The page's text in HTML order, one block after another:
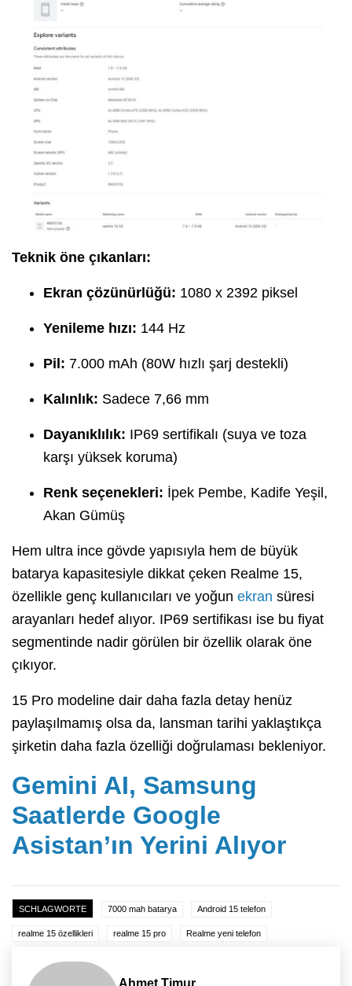
Teknik öne çıkanları:
Ekran çözünürlüğü: 1080 x 2392 piksel
Yenileme hızı: 144 Hz
Pil: 7.000 mAh (80W hızlı şarj destekli)
Kalınlık: Sadece 7,66 mm
Dayanıklılık: IP69 sertifikalı (suya ve toza
karşı yüksek koruma)
Renk seçenekleri: İpek Pembe, Kadife Yeşil,
Akan Gümüş
Hem ultra ince gövde yapısıyla hem de büyük
batarya kapasitesiyle dikkat çeken Realme 15,
özellikle genç kullanıcıları ve yoğun ekran süresi
arayanları hedef alıyor. IP69 sertifikası ise bu fiyat
segmentinde nadir görülen bir özellik olarak öne
çıkıyor.
15 Pro modeline dair daha fazla detay henüz
paylaşılmamış olsa da, lansman tarihi yaklaştıkça
şirketin daha fazla özelliği doğrulaması bekleniyor.
Gemini AI, Samsung
Saatlerde Google
Asistan’ın Yerini Alıyor
SCHLAGWORTE 7000 mah batarya Android 15 telefon
realme 15 özellikleri realme 15 pro Realme yeni telefon